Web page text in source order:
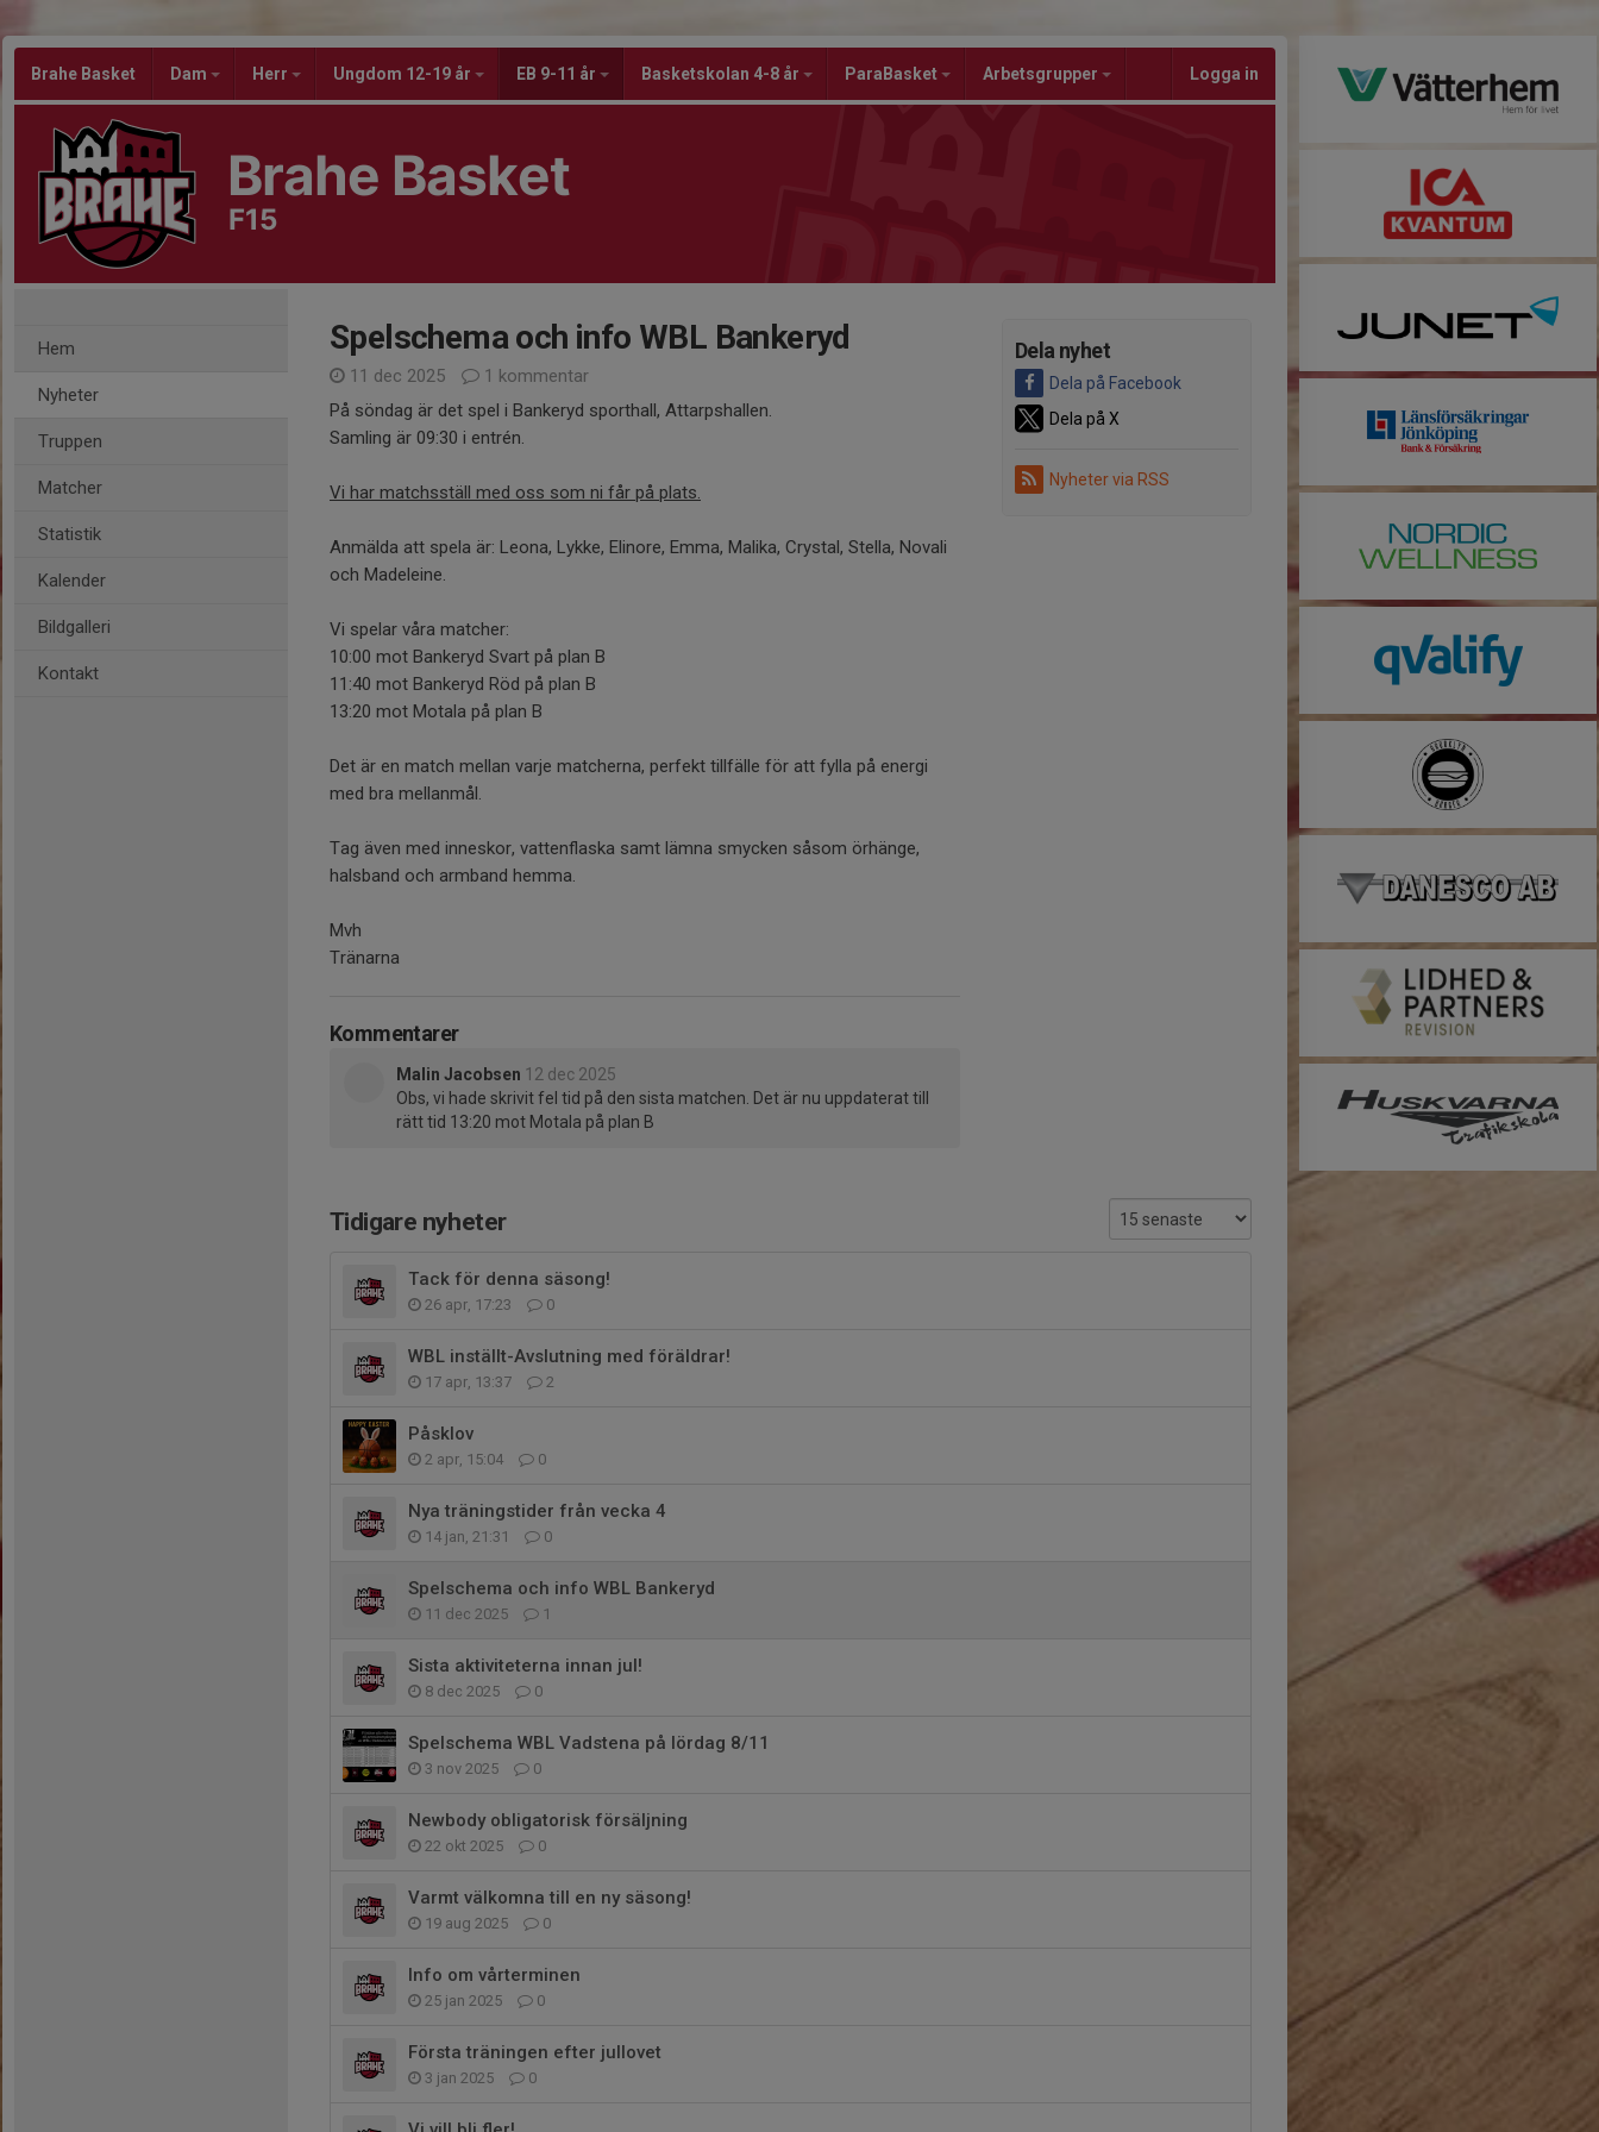
Brahe Basket Dam Herr Ungdom 12-19 år EB 9-11 år Basketskolan 4-8 år ParaBasket Arbetsgrupper Logga in
Brahe Basket
F15
Hem
Nyheter
Truppen
Matcher
Statistik
Kalender
Bildgalleri
Kontakt
Dela nyhet
Dela på Facebook
Dela på X
Nyheter via RSS
Spelschema och info WBL Bankeryd
11 dec 2025
1 kommentar
På söndag är det spel i Bankeryd sporthall, Attarpshallen.
Samling är 09:30 i entrén.
Vi har matchsställ med oss som ni får på plats.
Anmälda att spela är: Leona, Lykke, Elinore, Emma, Malika, Crystal, Stella, Novali
och Madeleine.
Vi spelar våra matcher:
10:00 mot Bankeryd Svart på plan B
11:40 mot Bankeryd Röd på plan B
13:20 mot Motala på plan B
Det är en match mellan varje matcherna, perfekt tillfälle för att fylla på energi
med bra mellanmål.
Tag även med inneskor, vattenflaska samt lämna smycken såsom örhänge,
halsband och armband hemma.
Mvh
Tränarna
Kommentarer
Malin Jacobsen 12 dec 2025
Obs, vi hade skrivit fel tid på den sista matchen. Det är nu uppdaterat till
rätt tid 13:20 mot Motala på plan B
Tidigare nyheter
Tack för denna säsong!
26 apr, 17:23 0
WBL inställt-Avslutning med föräldrar!
17 apr, 13:37 2
Påsklov
2 apr, 15:04 0
Nya träningstider från vecka 4
14 jan, 21:31 0
Spelschema och info WBL Bankeryd
11 dec 2025 1
Sista aktiviteterna innan jul!
8 dec 2025 0
Spelschema WBL Vadstena på lördag 8/11
3 nov 2025 0
Newbody obligatorisk försäljning
22 okt 2025 0
Varmt välkomna till en ny säsong!
19 aug 2025 0
Info om vårterminen
25 jan 2025 0
Första träningen efter jullovet
3 jan 2025 0